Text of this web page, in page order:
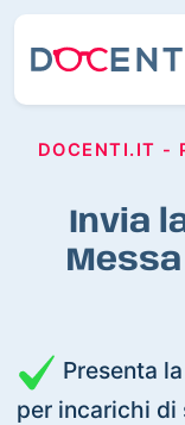
DOCENTI.IT -
Invia
Presenta
per incarichi di